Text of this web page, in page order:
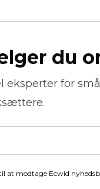
du
eksperter for
at modtage Ecwid